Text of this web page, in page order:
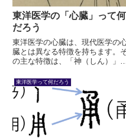
東洋医学の「心臓」って何
だろう
東洋医学の心臓は、現代医学の
臓とは異なる特徴を持ちます。
の主な特徴は、「神（しん）」を
臓の本質です。
東洋医学って何だろう